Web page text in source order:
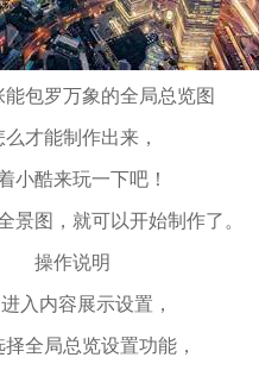
包罗万象的全局总览图
么才能制作出来，
小酷来玩一下吧！
景图，就可以开始制作了。
操作说明
入内容展示设置，
全局总览设置功能，